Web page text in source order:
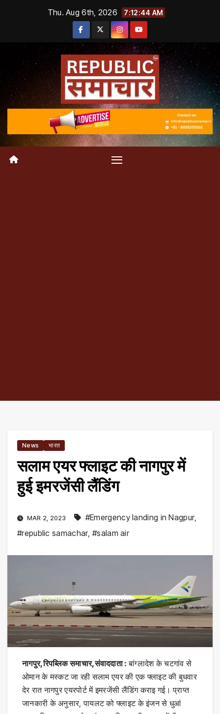
Thu. Aug 6th, 2026 7:12:44 AM
News भारत
सलाम एयर फ्लाइट की नागपुर में
हुई इमरजेंसी लैंडिंग
MAR 2, 2023 #Emergency landing in Nagpur,
#republic samachar,#salam air
नागपुर,रिपब्लिक समाचार,संवाददाता :बांग्लादेश के चटगांव से
ओमान के मस्कट जा रही सलाम एयर की एक फ्लाइट की बुधवार
देर रात नागपुर एयरपोर्ट में इमरजेंसी लैंडिंग कराइ गई। प्राप्त
जानकारी के अनुसार, पायलट को फ्लाइट के इंजन से धुआं